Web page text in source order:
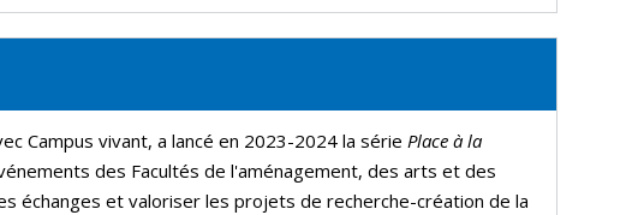
Campus vivant, a lancé en 2023-2024 la série Place à la
des Facultés de l'aménagement, des arts et des
échanges et valoriser les projets de recherche-création de la